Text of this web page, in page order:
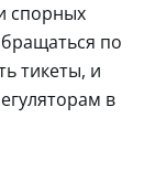
спорных
по
тикеты, и
в